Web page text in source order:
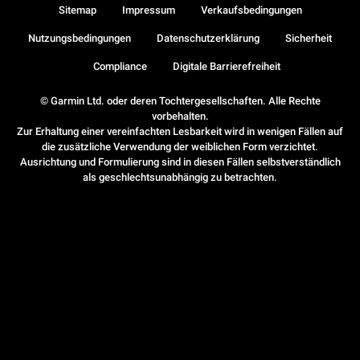
© Garmin Ltd. oder deren Tochtergesellschaften. Alle Rechte
vorbehalten.
Zur Erhaltung einer vereinfachten Lesbarkeit wird in wenigen Fällen auf
die zusätzliche Verwendung der weiblichen Form verzichtet.
Ausrichtung und Formulierung sind in diesen Fällen selbstverständlich
als geschlechtsunabhängig zu betrachten.
Sitemap Impressum Verkaufsbedingungen
Nutzungsbedingungen Datenschutzerklärung Sicherheit
Compliance Digitale Barrierefreiheit